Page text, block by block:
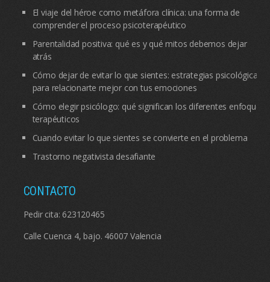
El viaje del héroe como metáfora clínica: una forma de
comprender el proceso psicoterapéutico
Parentalidad positiva: qué es y qué mitos debemos dejar
atrás
Cómo dejar de evitar lo que sientes: estrategias psicológicas
para relacionarte mejor con tus emociones
Cómo elegir psicólogo: qué significan los diferentes enfoques
terapéuticos
Cuando evitar lo que sientes se convierte en el problema
Trastorno negativista desafiante
CONTACTO
Pedir cita: 623120465
Calle Cuenca 4, bajo. 46007 Valencia